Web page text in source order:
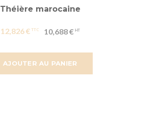
AJOUTER AU PANIER
Théière marocaine
12,826 € 10,688 €